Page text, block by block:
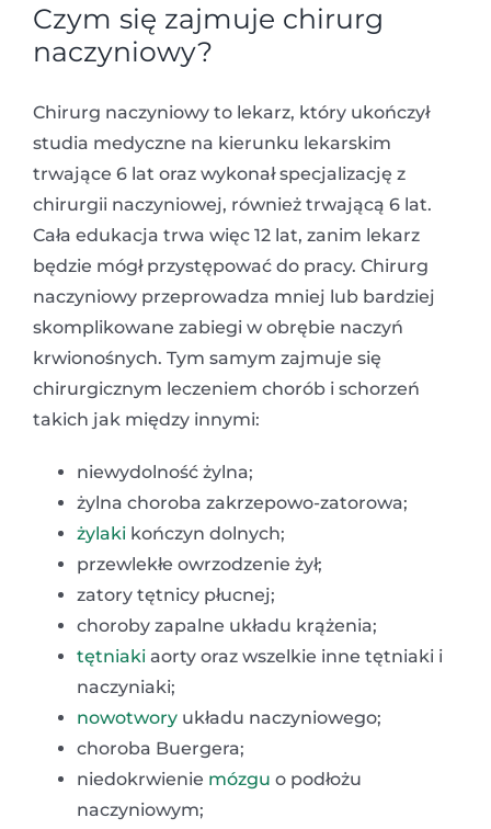
Czym się zajmuje chirurg
naczyniowy?
Chirurg naczyniowy to lekarz, który ukończył
studia medyczne na kierunku lekarskim
trwające 6 lat oraz wykonał specjalizację z
chirurgii naczyniowej, również trwającą 6 lat.
Cała edukacja trwa więc 12 lat, zanim lekarz
będzie mógł przystępować do pracy. Chirurg
naczyniowy przeprowadza mniej lub bardziej
skomplikowane zabiegi w obrębie naczyń
krwionośnych. Tym samym zajmuje się
chirurgicznym leczeniem chorób i schorzeń
takich jak między innymi:
niewydolność żylna;
żylna choroba zakrzepowo-zatorowa;
żylaki kończyn dolnych;
przewlekłe owrzodzenie żył;
zatory tętnicy płucnej;
choroby zapalne układu krążenia;
tętniaki aorty oraz wszelkie inne tętniaki i
naczyniaki;
nowotwory układu naczyniowego;
choroba Buergera;
niedokrwienie mózgu o podłożu
naczyniowym;